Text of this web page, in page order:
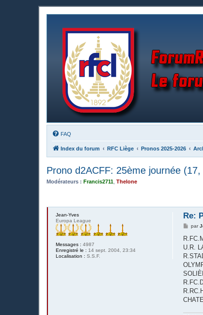
FAQ
Index du forum RFC Liège Pronos 2025-2026
Prono d2ACFF: 25ème journée
Modérateurs : Francis2711 Thelone
Jean-Yves
Europa League
Messages : 4987
Enregistré le : 14 sept. 2004, 23:34
Localisation : S.S.F.
Re:
M
s
a
g
par
U.R.